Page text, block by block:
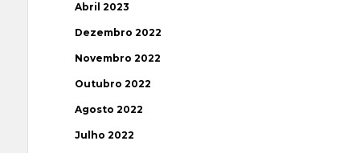
Abril 2023
Dezembro 2022
Novembro 2022
Outubro 2022
Agosto 2022
Julho 2022